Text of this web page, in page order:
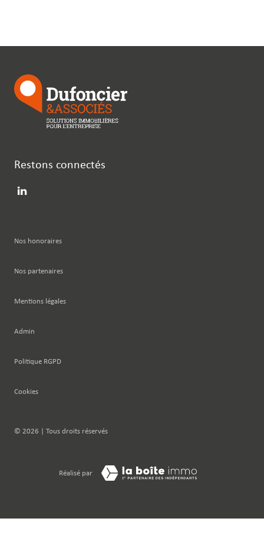
Restons connectés
Nos honoraires
Nos partenaires
Mentions légales
Admin
Politique RGPD
Cookies
© 2026 | Tous droits réservés
Réalisé par